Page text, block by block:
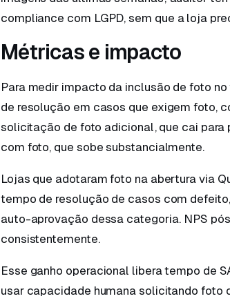
compliance com LGPD, sem que a loja
Métricas e impacto
Para medir impacto da inclusão de foto
de resolução em casos que exigem foto,
solicitação de foto adicional, que cai
com foto, que sobe substancialmente.
Lojas que adotaram foto na abertura via
tempo de resolução de casos com
auto-aprovação dessa categoria. NPS
consistentemente.
Esse ganho operacional libera tempo de
usar capacidade humana solicitando foto